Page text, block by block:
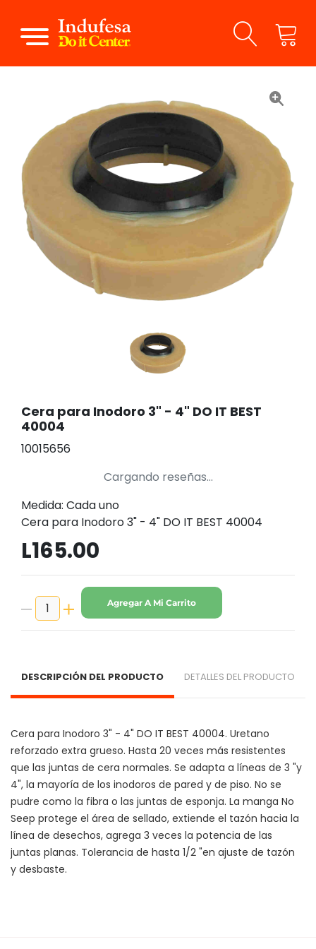
Cera para Inodoro 3" - 4" DO IT BEST
40004
10015656
Cargando reseñas...
Medida: Cada uno
Cera para Inodoro 3" - 4" DO IT BEST 40004
L165.00
Agregar A Mi Carrito
DESCRIPCIÓN DEL PRODUCTO DETALLES DEL PRODUCTO
Cera para Inodoro 3" - 4" DO IT BEST 40004. Uretano
reforzado extra grueso. Hasta 20 veces más resistentes
que las juntas de cera normales. Se adapta a líneas de 3 "y
4", la mayoría de los inodoros de pared y de piso. No se
pudre como la fibra o las juntas de esponja. La manga No
Seep protege el área de sellado, extiende el tazón hacia la
línea de desechos, agrega 3 veces la potencia de las
juntas planas. Tolerancia de hasta 1/2 "en ajuste de tazón
y desbaste.